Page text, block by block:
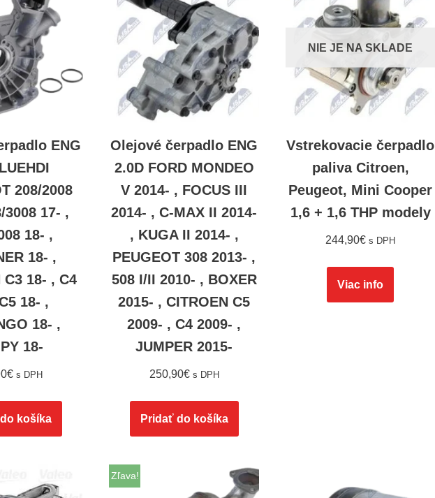
ENG
208/2008
3008 17- ,
18- ,
18- ,
C3 18- , C4
18- ,
18- ,
18-
€ s DPH
košíka
Olejové čerpadlo ENG
2.0D FORD MONDEO
V 2014- , FOCUS III
2014- , C-MAX II 2014-
, KUGA II 2014- ,
PEUGEOT 308 2013- ,
508 I/II 2010- , BOXER
2015- , CITROEN C5
2009- , C4 2009- ,
JUMPER 2015-
250,90€ s DPH
Pridať do košíka
NIE JE NA SKLADE
Vstrekovacie čerpadlo
paliva Citroen,
Peugeot, Mini Cooper
1,6 + 1,6 THP modely
244,90€ s DPH
Viac info
Zľava!